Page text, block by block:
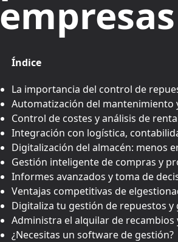
Índice
La importancia del control de
Automatización del mantenimiento
Control de costes y análisis de
Integración con logística,
Digitalización del almacén: menos
Gestión inteligente de compras y
Informes avanzados y toma de
Ventajas competitivas de
Digitaliza tu gestión de repuestos y
Administra el alquilar de
¿Necesitas un software de gestión?